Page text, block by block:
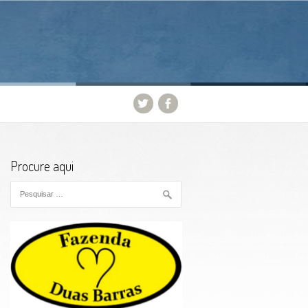
Procure aqui